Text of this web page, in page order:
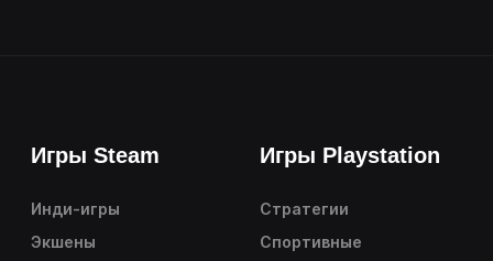
Игры Steam
Инди-игры
Экшены
Игры Playstation
Стратегии
Спортивные